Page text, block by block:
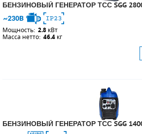
БЕНЗИНОВЫЙ ГЕНЕРАТОР ТСС SGG
Мощность: 2.8 кВт
Масса нетто: 46.4 кг
БЕНЗИНОВЫЙ ГЕНЕРАТОР ТСС SGG